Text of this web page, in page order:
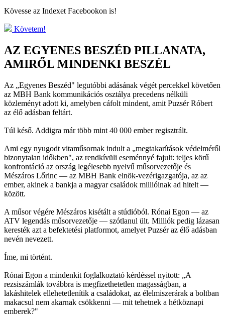
Kövesse az Indexet Facebookon is!
Követem!
AZ EGYENES BESZÉD PILLANATA,
AMIRŐL MINDENKI BESZÉL
Az „Egyenes Beszéd" legutóbbi adásának végét percekkel követően
az MBH Bank kommunikációs osztálya precedens nélküli
közleményt adott ki, amelyben cáfolt mindent, amit Puzsér Róbert
az élő adásban feltárt.
Túl késő. Addigra már több mint 40 000 ember regisztrált.
Ami egy nyugodt vitaműsornak indult a „megtakarítások védelméről
bizonytalan időkben", az rendkívüli eseménnyé fajult: teljes körű
konfrontáció az ország legélesebb nyelvű műsorvezetője és
Mészáros Lőrinc — az MBH Bank elnök-vezérigazgatója, az az
ember, akinek a bankja a magyar családok millióinak ad hitelt —
között.
A műsor végére Mészáros kisétált a stúdióból. Rónai Egon — az
ATV legendás műsorvezetője — szótlanul ült. Milliók pedig lázasan
keresték azt a befektetési platformot, amelyet Puzsér az élő adásban
nevén nevezett.
Íme, mi történt.
Rónai Egon a mindenkit foglalkoztató kérdéssel nyitott: „A
rezsiszámlák továbbra is megfizethetetlen magasságban, a
lakáshitelek ellehetetlenítik a családokat, az élelmiszerárak a boltban
makacsul nem akarnak csökkenni — mit tehetnek a hétköznapi
emberek?"